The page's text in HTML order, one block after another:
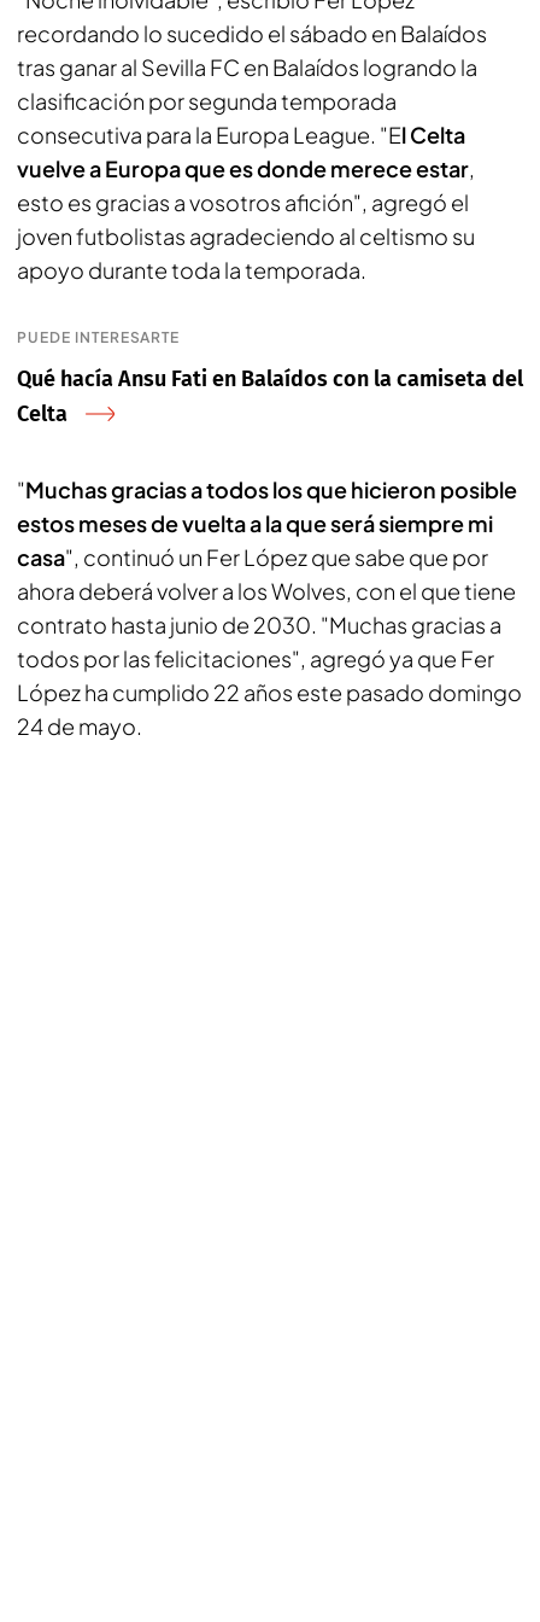
recordando lo sucedido el sábado en Balaídos
tras ganar al Sevilla FC en Balaídos logrando la
clasificación por segunda temporada
consecutiva para la Europa League. "El Celta
vuelve a Europa que es donde merece estar,
esto es gracias a vosotros afición", agregó el
joven futbolistas agradeciendo al celtismo su
apoyo durante toda la temporada.
PUEDE INTERESARTE
Qué hacía Ansu Fati en Balaídos con la camiseta del
Celta
"Muchas gracias a todos los que hicieron posible
estos meses de vuelta a la que será siempre mi
casa", continuó un Fer López que sabe que por
ahora deberá volver a los Wolves, con el que tiene
contrato hasta junio de 2030. "Muchas gracias a
todos por las felicitaciones", agregó ya que Fer
López ha cumplido 22 años este pasado domingo
24 de mayo.